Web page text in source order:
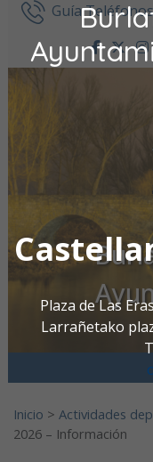
Plaza de Las
Larrañetako
Ir al contenido
Guía
Inicio > Actividades
2026 – Información